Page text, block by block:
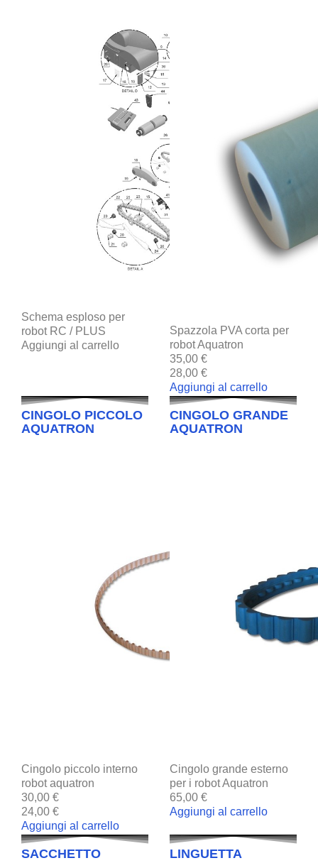
Schema esploso per
robot RC / PLUS
Aggiungi al carrello
Spazzola PVA corta per
robot Aquatron
35,00 €
28,00 €
Aggiungi al carrello
CINGOLO PICCOLO
AQUATRON
Cingolo piccolo interno
robot aquatron
30,00 €
24,00 €
Aggiungi al carrello
CINGOLO GRANDE
AQUATRON
Cingolo grande esterno
per i robot Aquatron
65,00 €
Aggiungi al carrello
SACCHETTO
LINGUETTA